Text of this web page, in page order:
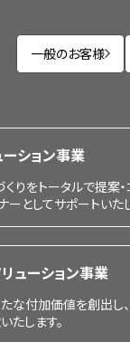
一般のお客様
ーション事業
りをトータルで提案・
としてサポートいたし
ューション事業
な付加価値を創出し
たします。